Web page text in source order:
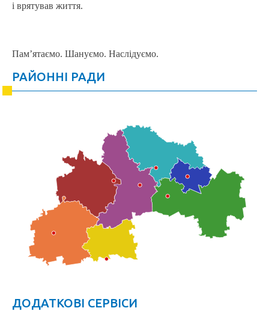
і врятував життя.
Пам’ятаємо. Шануємо. Наслідуємо.
РАЙОННІ РАДИ
ДОДАТКОВІ СЕРВІСИ